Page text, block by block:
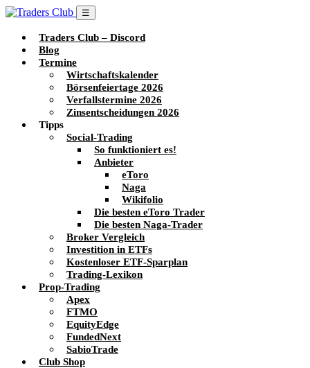
☰
Traders Club – Discord
Blog
Termine
Wirtschaftskalender
Börsenfeiertage 2026
Verfallstermine 2026
Zinsentscheidungen 2026
Tipps
Social-Trading
So funktioniert es!
Anbieter
eToro
Naga
Wikifolio
Die besten eToro Trader
Die besten Naga-Trader
Broker Vergleich
Investition in ETFs
Kostenloser ETF-Sparplan
Trading-Lexikon
Prop-Trading
Apex
FTMO
EquityEdge
FundedNext
SabioTrade
Club Shop